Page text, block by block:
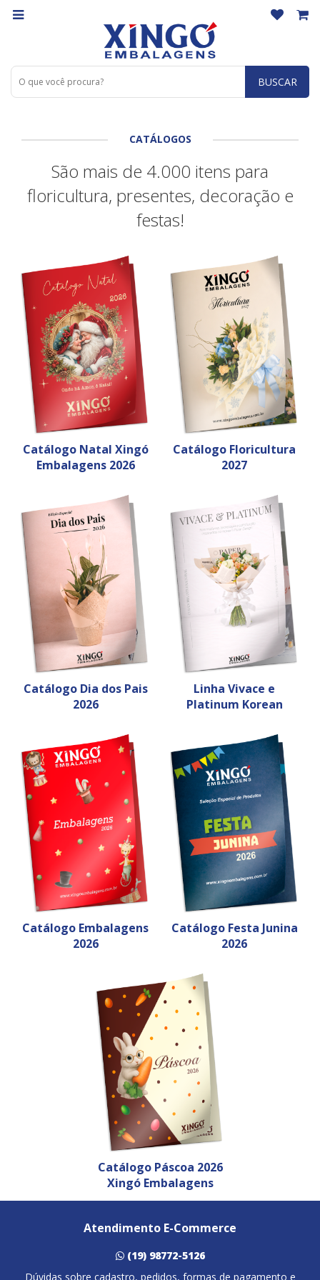
BUSCAR
CATÁLOGOS
São mais de 4.000 itens para
floricultura, presentes, decoração e
festas!
Catálogo Natal Xingó
Embalagens 2026
Catálogo Floricultura
2027
Catálogo Dia dos Pais
2026
Linha Vivace e
Platinum Korean
Catálogo Embalagens
2026
Catálogo Festa Junina
2026
Catálogo Páscoa 2026
Xingó Embalagens
Atendimento E-Commerce
(19) 98772-5126
Dúvidas sobre cadastro, pedidos, formas de pagamento e